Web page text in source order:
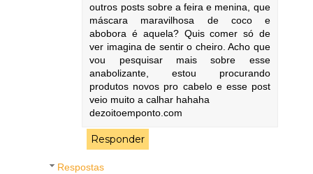
outros posts sobre a feira e menina, que
máscara maravilhosa de coco e
abobora é aquela? Quis comer só de
ver imagina de sentir o cheiro. Acho que
vou pesquisar mais sobre esse
anabolizante, estou procurando
produtos novos pro cabelo e esse post
veio muito a calhar hahaha
dezoitoemponto.com
Responder
Respostas